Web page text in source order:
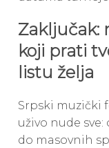
Zaključak:
koji prati
listu želja
Srpski muzički
uživo nude
do masovnih